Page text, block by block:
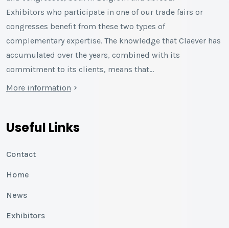
Exhibitors who participate in one of our trade fairs or
congresses benefit from these two types of
complementary expertise. The knowledge that Claever has
accumulated over the years, combined with its
commitment to its clients, means that…
More information
Useful Links
Contact
Home
News
Exhibitors